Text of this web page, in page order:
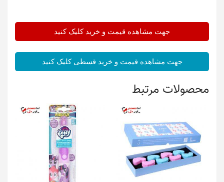
جهت مشاهده قیمت و خرید کلیک کنید
جهت مشاهده قیمت و خرید قسطی کلیک کنید
محصولات مرتبط